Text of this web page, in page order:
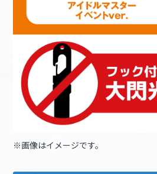
※画像はイメージです。